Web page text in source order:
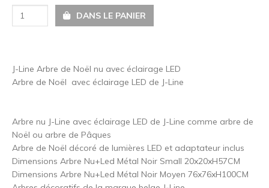
DANS LE PANIER
J-Line Arbre de Noël nu avec éclairage LED
Arbre de Noël avec éclairage LED de J-Line
Arbre nu J-Line avec éclairage LED de J-Line comme arbre de
Noël ou arbre de Pâques
Arbre de Noël décoré de lumières LED et adaptateur inclus
Dimensions Arbre Nu+Led Métal Noir Small 20x20xH57CM
Dimensions Arbre Nu+Led Métal Noir Moyen 76x76xH100CM